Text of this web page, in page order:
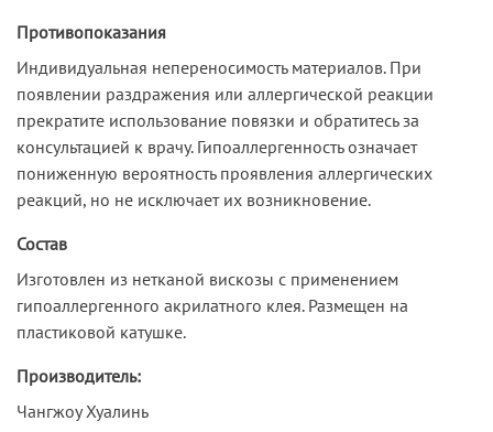
Противопоказания
Индивидуальная непереносимость материалов. При
появлении раздражения или аллергической реакции
прекратите использование повязки и обратитесь за
консультацией к врачу. Гипоаллергенность означает
пониженную вероятность проявления аллергических
реакций, но не исключает их возникновение.
Состав
Изготовлен из нетканой вискозы с применением
гипоаллергенного акрилатного клея. Размещен на
пластиковой катушке.
Производитель:
Чангжоу Хуалинь